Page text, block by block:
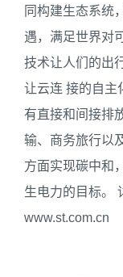
同构建生态系统
遇，满足世界对
技术让人们的出
让云连 接的自主
有直接和间接排
输、商务旅行以
方面实现碳中和
生电力的目标。
www.st.com.cn